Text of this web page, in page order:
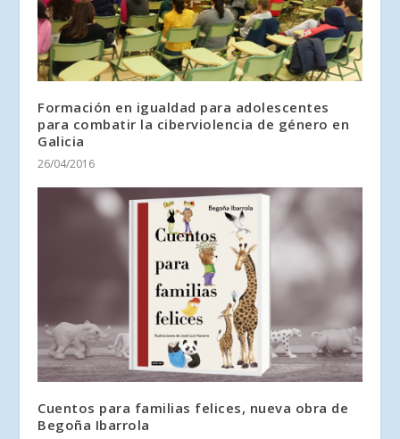
Formación en igualdad para adolescentes
para combatir la ciberviolencia de género en
Galicia
26/04/2016
Cuentos para familias felices, nueva obra de
Begoña Ibarrola